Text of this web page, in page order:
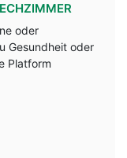
oder
Gesundheit oder
Platform